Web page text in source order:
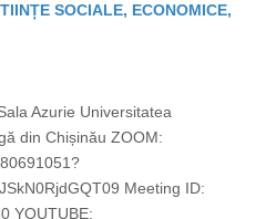
SOCIALE, ECONOMICE,
Azurie Universitatea
din Chișinău ZOOM:
Meeting ID:
YOUTUBE: